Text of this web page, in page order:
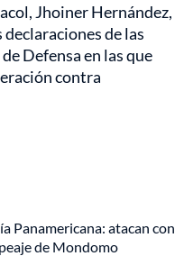
Jhoiner Hernández,
de las
Defensa en las que
contra
Panamericana: atacan con
de Mondomo